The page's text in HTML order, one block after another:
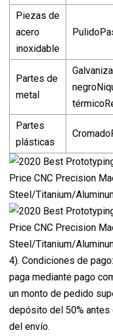
Piezas de
acero
inoxidable
Partes de
metal
Partes
plásticas
4). Condiciones de
paga mediante pago
un monto de pedido
depósito del 50%
del envío.